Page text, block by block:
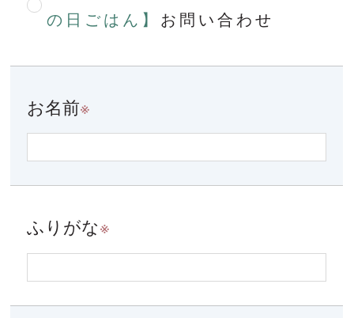
の日ごはん】 お問い合わせ
お名前※
ふりがな※